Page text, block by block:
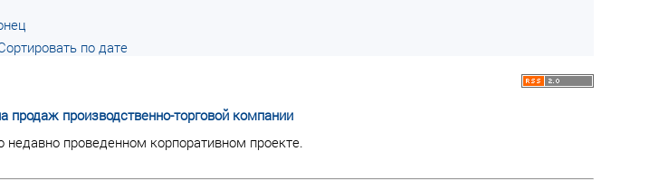
по дате
продаж производственно-торговой компании
недавно проведенном корпоративном проекте.